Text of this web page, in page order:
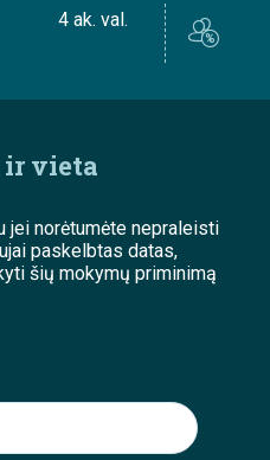
4 ak. val.
ir vieta
jei norėtumėte nepraleisti
paskelbtas datas,
šių mokymų priminimą